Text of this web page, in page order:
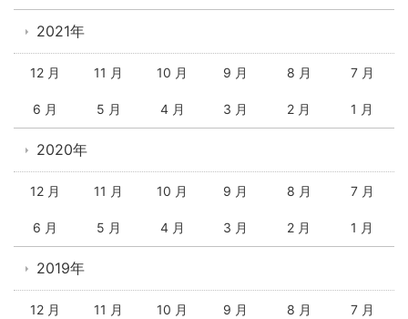
2021年
12 月 11 月 10 月 9 月 8 月 7 月
6 月 5 月 4 月 3 月 2 月 1 月
2020年
12 月 11 月 10 月 9 月 8 月 7 月
6 月 5 月 4 月 3 月 2 月 1 月
2019年
12 月 11 月 10 月 9 月 8 月 7 月